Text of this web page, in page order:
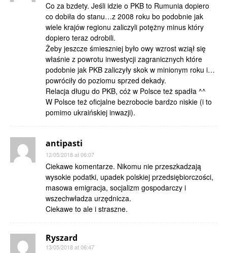
Co za bzdety. Jeśli idzie o PKB to Rumunia dopiero
co dobiła do stanu…z 2008 roku bo podobnie jak
wiele krajów regionu zaliczyli potężny minus który
dopiero teraz odrobili.
Żeby jeszcze śmieszniej było owy wzrost wziął się
właśnie z powrotu inwestycji zagranicznych które
podobnie jak PKB zaliczyły skok w minionym roku i…
powróciły do poziomu sprzed dekady.
Relacja długu do PKB, cóż w Polsce też spadła ^^
W Polsce też oficjalne bezrobocie bardzo niskie (i to
pomimo ukraińskiej inwazji).
antipasti
12/05/2018 at 06:07
Ciekawe komentarze. Nikomu nie przeszkadzają
wysokie podatki, upadek polskiej przedsiębiorczości,
masowa emigracja, socjalizm gospodarczy i
wszechwładza urzędnicza.
Ciekawe to ale i straszne.
Ryszard
13/05/2018 at 06:47